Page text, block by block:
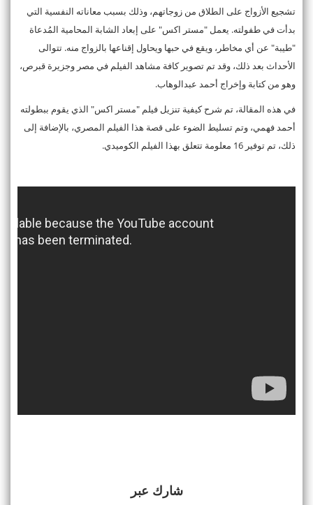
تشجيع الأزواج على الطلاق من زوجاتهم، وذلك بسبب معاناته النفسية التي
بدأت في طفولته. يعمل "مستر اكس" على إبعاد الشابة المحامية المُدعاة
"طيبة" عن أي مخاطر، ويقع في حبها ويحاول إقناعها بالزواج منه. تتوالى
الأحداث بعد ذلك، وقد تم تصوير كافة مشاهد الفيلم في مصر وجزيرة قبرص،
وهو من كتابة وإخراج أحمد عبدالوهاب.
في هذه المقالة، تم شرح كيفية تنزيل فيلم "مستر اكس" الذي يقوم ببطولته
أحمد فهمي، وتم تسليط الضوء على قصة هذا الفيلم المصري، بالإضافة إلى
ذلك، تم توفير 16 معلومة تتعلق بهذا الفيلم الكوميدي.
شارك عبر